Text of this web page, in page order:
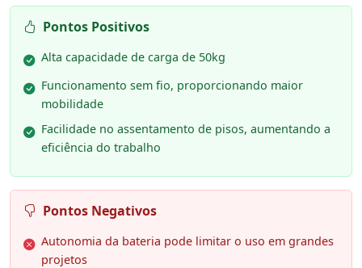
Pontos Positivos
Alta capacidade de carga de 50kg
Funcionamento sem fio, proporcionando maior
mobilidade
Facilidade no assentamento de pisos, aumentando a
eficiência do trabalho
Pontos Negativos
Autonomia da bateria pode limitar o uso em grandes
projetos